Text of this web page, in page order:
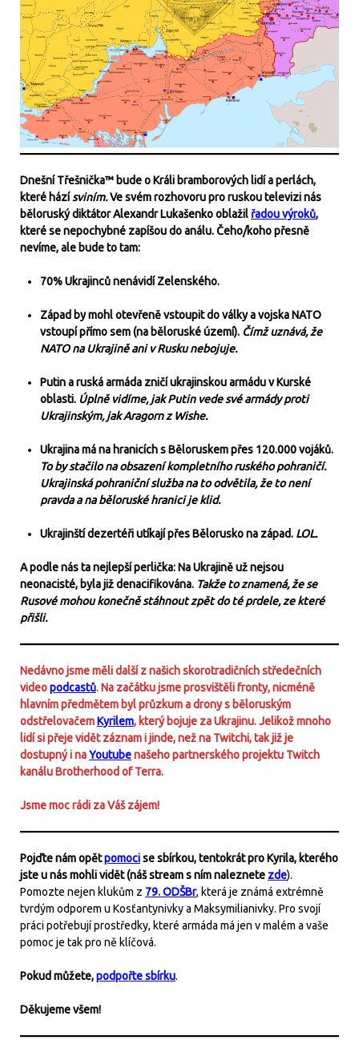
Dnešní Třešnička™ bude o Králi bramborových lidí a perlách,
které házísviním.Ve svém rozhovoru pro ruskou televizi nás
běloruský diktátor Alexandr Lukašenko oblažil řadou výroků,
které se nepochybné zapíšou do análu. Čeho/koho přesně
nevíme, ale bude to tam:
70% Ukrajinců nenávidí Zelenského.
Západ by mohl otevřeně vstoupit do války a vojska NATO
vstoupí přímo sem (na běloruské území). Čímž uznává, že
NATO na Ukrajině ani v Rusku nebojuje.
Putin a ruská armáda zničí ukrajinskou armádu v Kurské
oblasti. Úplně vidíme, jak Putin vede své armády proti
Ukrajinským, jak Aragorn z Wishe.
Ukrajina má na hranicích s Běloruskem přes 120.000 vojáků.
To by stačilo na obsazení kompletního ruského pohraničí.
Ukrajinská pohraniční služba na to odvětila, že to není
pravda a na běloruské hranici je klid.
Ukrajinští dezertéři utíkají přes Bělorusko na západ. LOL.
A podle nás ta nejlepší perlička: Na Ukrajině už nejsou
neonacisté, byla již denacifikována. Takže to znamená, že se
Rusové mohou konečně stáhnout zpět do té prdele, ze které
přišli.
Nedávno jsme měli další z našich skorotradičních středečních
videopodcastů. Na začátku jsme prosvištěli fronty, nicméně
hlavním předmětem byl průzkum a drony s běloruským
odstřelovačemKyrilem, který bojuje za Ukrajinu. Jelikož mnoho
lidí si přeje vidět záznam i jinde, než na Twitchi, tak již je
dostupný i naYoutubenašeho partnerského projektu Twitch
kanálu Brotherhood of Terra.
Jsme moc rádi za Váš zájem!
Pojďte nám opětpomocise sbírkou, tentokrát pro Kyrila, kterého
jste u nás mohli vidět (náš stream s ním naleznete zde).
Pomozte nejen klukům z 79. ODŠBr, která je známá extrémně
tvrdým odporem u Kosťantynivky a Maksymilianivky. Pro svojí
práci potřebují prostředky, které armáda má jen v malém a vaše
pomoc je tak pro ně klíčová.
Pokud můžete,podpořte sbírku.
Děkujeme všem!